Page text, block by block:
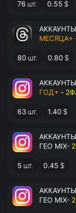
76 шт. 0.55 $
АККАУНТЫ
МЕСЯЦА+
80 шт. 0.80 $
АККАУНТЫ
ГОД+ -
63 шт. 1.40 $
АККАУНТЫ
ГЕО MIX-
5 шт. 0.45 $
АККАУНТЫ
ГЕО MIX-